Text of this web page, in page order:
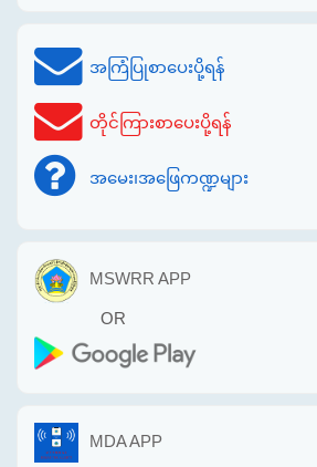
အကြံပြုစာပေးပို့ရန်
တိုင်ကြားစာပေးပို့ရန်
အမေး၊အဖြေကဏ္ဍများ
MSWRR APP
OR
MDA APP